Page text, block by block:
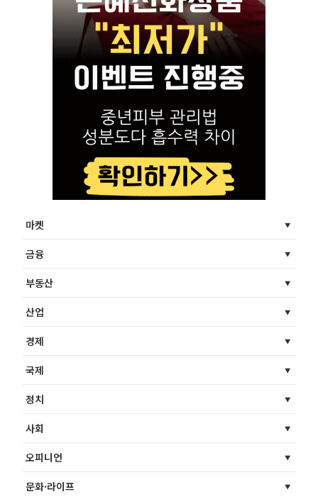
마켓
금융
부동산
산업
경제
국제
정치
사회
오피니언
문화·라이프